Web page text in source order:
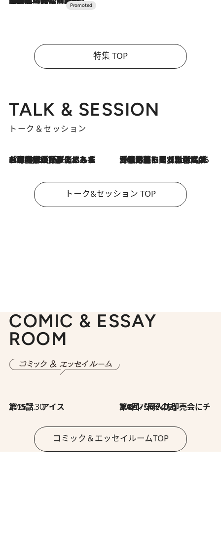
特集 TOP
TALK & SESSION
トーク＆セッション
2026.8.3
「今後値上げがあるとすれば…」「リスクがあるのは今年の冬」エネルギー専門家が語る、ホルムズ海峡封鎖が家庭にもたらす“ある心配” 2026.8.3
「住宅建てられない…」「サーチャージ料の高値が続いている」ホルムズ海峡封鎖による影響はいつまで続く？《エネルギー専門家に聞く“どうなる日本の暮らし”》
トーク&セッション TOP
COMIC & ESSAY
ROOM
2026.7.30
第15話 アイス 2026.7.30
第8回「同人誌即売会にチャレンジ その2」
コミック＆エッセイルームTOP